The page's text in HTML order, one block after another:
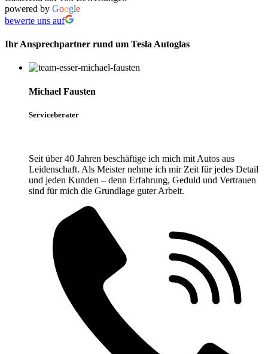
powered by Google
bewerte uns auf
Ihr Ansprechpartner rund um Tesla Autoglas
Michael Fausten
Serviceberater
Seit über 40 Jahren beschäftige ich mich mit Autos aus
Leidenschaft. Als Meister nehme ich mir Zeit für jedes Detail
und jeden Kunden – denn Erfahrung, Geduld und Vertrauen
sind für mich die Grundlage guter Arbeit.